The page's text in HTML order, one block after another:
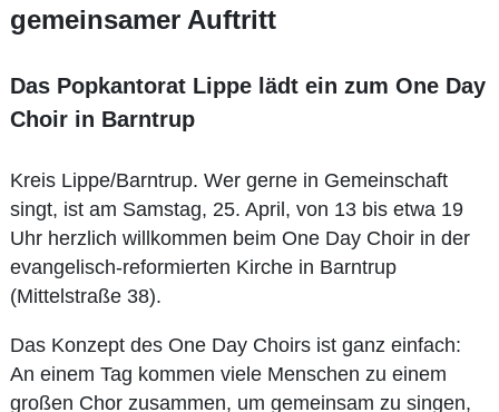
gemeinsamer Auftritt
Das Popkantorat Lippe lädt ein zum One Day
Choir in Barntrup
Kreis Lippe/Barntrup. Wer gerne in Gemeinschaft
singt, ist am Samstag, 25. April, von 13 bis etwa 19
Uhr herzlich willkommen beim One Day Choir in der
evangelisch-reformierten Kirche in Barntrup
(Mittelstraße 38).
Das Konzept des One Day Choirs ist ganz einfach:
An einem Tag kommen viele Menschen zu einem
großen Chor zusammen, um gemeinsam zu singen,